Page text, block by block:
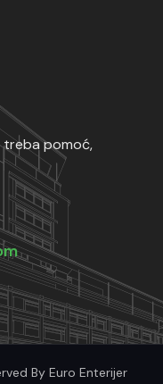
treba pomoć,
By Euro Enterijer